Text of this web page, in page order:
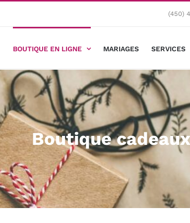
(450)
BOUTIQUE EN LIGNE MARIAGES SERVICES
Boutique cadeaux